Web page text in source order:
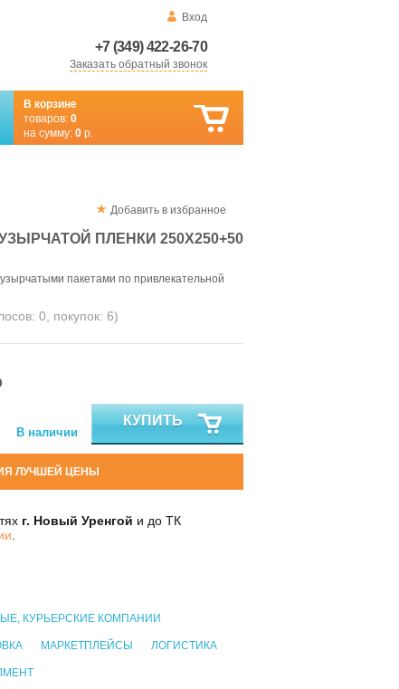
Вход
+7 (349) 422-26-70
Заказать обратный звонок
В корзине
товаров: 0
на сумму: 0 р.
Добавить в избранное
ПЛЕНКИ 250Х250+50
пакетами по привлекательной
0, покупок: 6)
В наличии
КУПИТЬ
ЛУЧШЕЙ ЦЕНЫ
г. Новый Уренгой и до ТК
КУРЬЕРСКИЕ КОМПАНИИ
МАРКЕТПЛЕЙСЫ ЛОГИСТИКА